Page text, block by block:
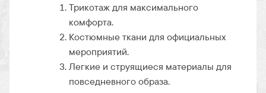
Трикотаж для максимального
комфорта.
Костюмные ткани для официальных
мероприятий.
Легкие и струящиеся материалы для
повседневного образа.